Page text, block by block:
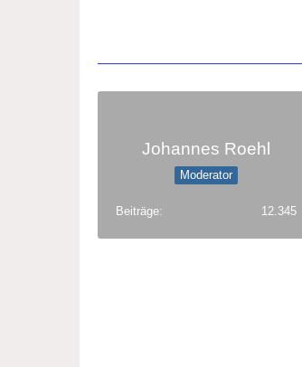
Johannes Roehl
Moderator
Beiträge 12.345